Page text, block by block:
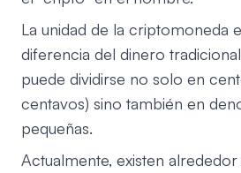
La unidad de la criptomoneda
diferencia del dinero
puede dividirse no solo en
centavos) sino también en
pequeñas.
Actualmente, existen